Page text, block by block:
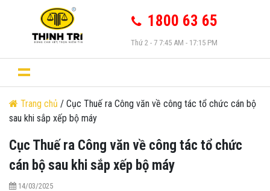
1800 63 65
Thứ 2 - 7 7:45 AM - 17:15 PM
Trang chủ / Cục Thuế ra Công văn về công tác tổ chức cán bộ
sau khi sắp xếp bộ máy
Cục Thuế ra Công văn về công tác tổ chức
cán bộ sau khi sắp xếp bộ máy
14/03/2025